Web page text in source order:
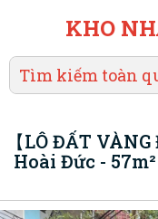
KHO
【LÔ ĐẤT
Hoài Đức -